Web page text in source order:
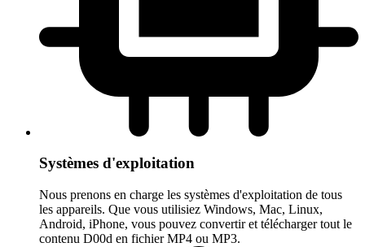
Systèmes d'exploitation
Nous prenons en charge les systèmes d'exploitation de tous
les appareils. Que vous utilisiez Windows, Mac, Linux,
Android, iPhone, vous pouvez convertir et télécharger tout le
contenu D00d en fichier MP4 ou MP3.